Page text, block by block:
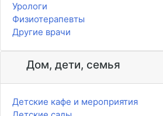
Урологи
Физиотерапевты
Другие врачи
Дом, дети, семья
Детские кафе и мероприятия